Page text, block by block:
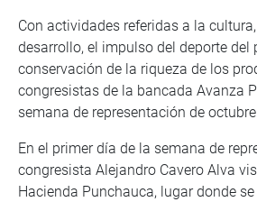
Con actividades referidas a la
desarrollo, el impulso del deporte del
conservación de la riqueza de los
congresistas de la bancada Avanza
semana de representación de
En el primer día de la semana de
congresista Alejandro Cavero Alva
Hacienda Punchauca, lugar donde